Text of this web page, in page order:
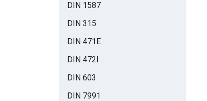
DIN 1587
DIN 315
DIN 471E
DIN 472I
DIN 603
DIN 7991